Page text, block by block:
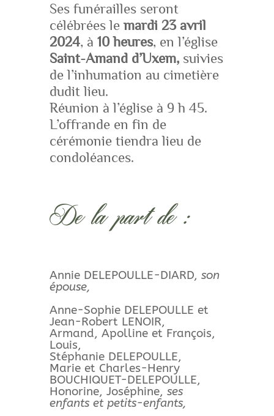
Ses funérailles seront
célébrées lemardi 23 avril
2024, à 10 heures, en l’église
Saint-Amand d’Uxem,suivies
de l’inhumation au cimetière
dudit lieu.
Réunion à l’église à 9 h 45.
L’offrande en fin de
cérémonie tiendra lieu de
condoléances.
De la part de :
Annie DELEPOULLE-DIARD, son
épouse,
Anne-Sophie DELEPOULLE et
Jean-Robert LENOIR,
Armand, Apolline et François,
Louis,
Stéphanie DELEPOULLE,
Marie et Charles-Henry
BOUCHIQUET-DELEPOULLE,
Honorine, Joséphine, ses
enfants et petits-enfants,